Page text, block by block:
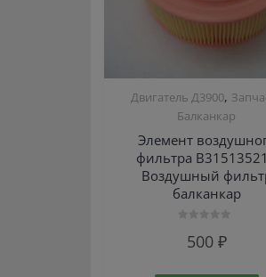
Двигатель Д3900,
Балканкар
Элемент
фильтра
Воздушный
балканкар
500 ₽